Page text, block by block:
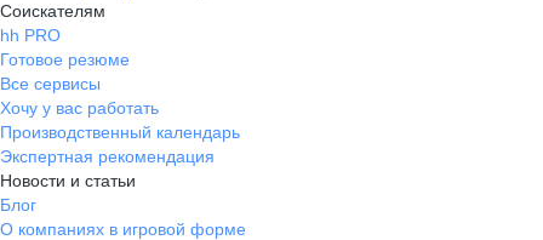
Соискателям
hh PRO
Готовое резюме
Все сервисы
Хочу у вас работать
Производственный календарь
Экспертная рекомендация
Новости и статьи
Блог
О компаниях в игровой форме